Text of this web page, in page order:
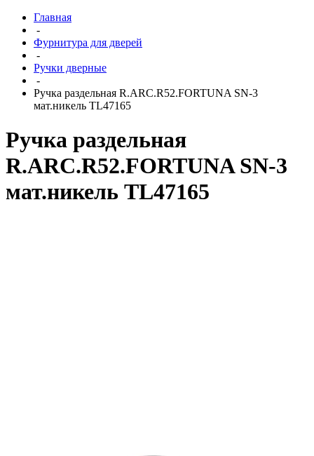
Главная
-
Фурнитура для дверей
-
Ручки дверные
-
Ручка раздельная R.ARC.R52.FORTUNA SN-3
мат.никель TL47165
Ручка раздельная
R.ARC.R52.FORTUNA SN-3
мат.никель TL47165